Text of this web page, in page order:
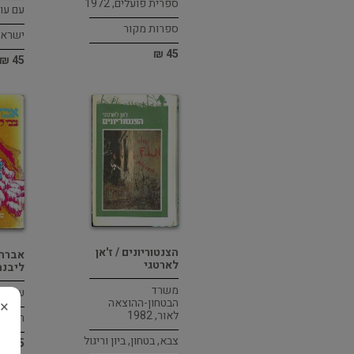
ספרות מקור
45 ₪
עם
45 ₪
הצנטוריונים / ז'אן
לארטגי
משרד
הבטחון-ההוצאה
לאור, 1982
צבא, בטחון, ביון וריגול
עם עובד,
רומן
45 ₪
×